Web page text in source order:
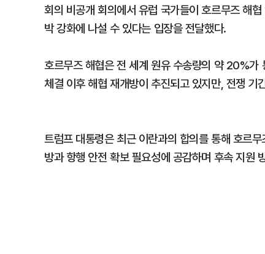
회의 비공개 회의에서 유럽 국가들이 호르무즈 해
박 강화에 나설 수 있다는 입장을 전달했다.
호르무즈 해협은 전 세계 원유 수송량의 약 20%
체결 이후 해협 재개방이 추진되고 있지만, 전쟁
트럼프 대통령은 최근 이란과의 합의를 통해 호르
방과 항행 안전 확보 필요성에 공감하며 후속 지원